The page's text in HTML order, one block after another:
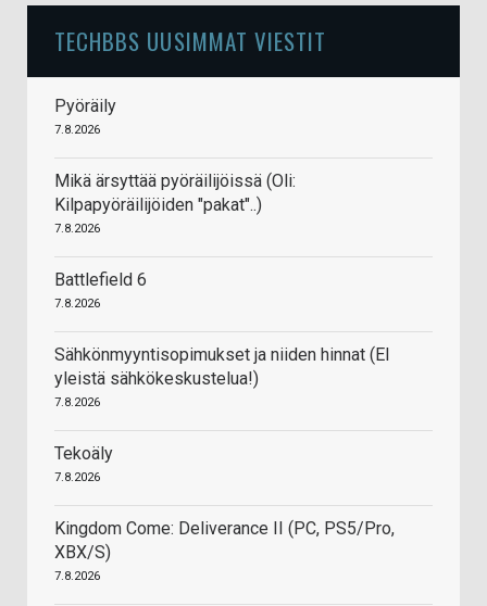
TECHBBS UUSIMMAT VIESTIT
Pyöräily
7.8.2026
Mikä ärsyttää pyöräilijöissä (Oli:
Kilpapyöräilijöiden "pakat"..)
7.8.2026
Battlefield 6
7.8.2026
Sähkönmyyntisopimukset ja niiden hinnat (EI
yleistä sähkökeskustelua!)
7.8.2026
Tekoäly
7.8.2026
Kingdom Come: Deliverance II (PC, PS5/Pro,
XBX/S)
7.8.2026